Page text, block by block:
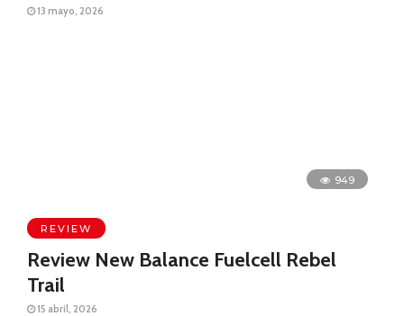
13 mayo, 2026
949
REVIEW
Review New Balance Fuelcell Rebel
Trail
15 abril, 2026